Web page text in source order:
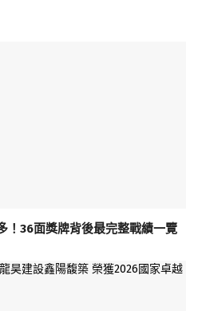
！36面獎牌背後最完整戰績一覽